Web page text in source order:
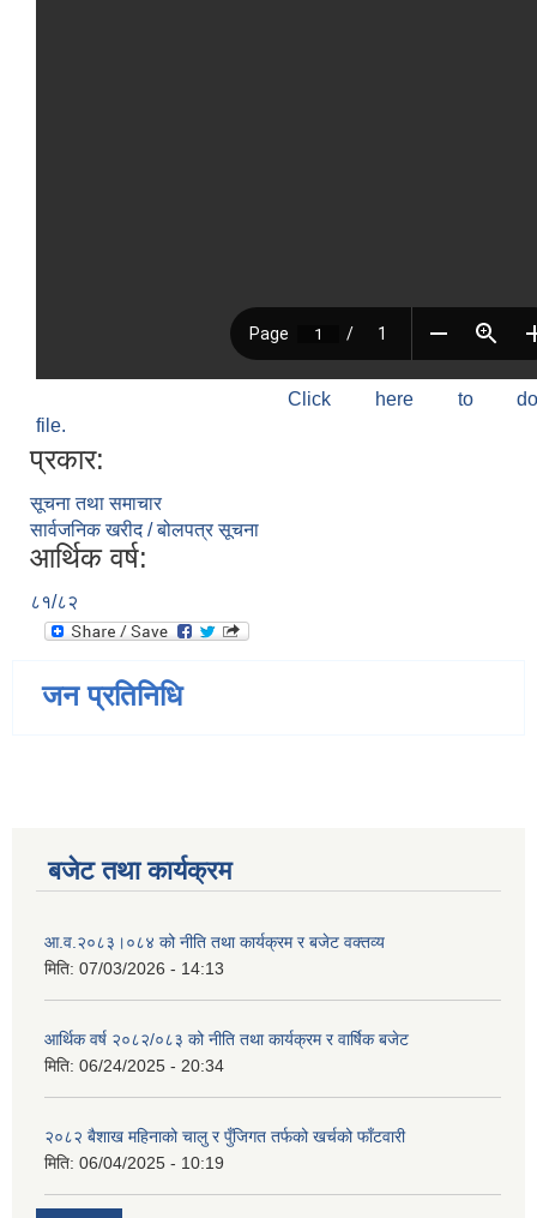
Click here to
file.
प्रकार:
सूचना तथा समाचार
सार्वजनिक खरीद / बोलपत्र सूचना
आर्थिक वर्ष:
८१/८२
जन प्रतिनिधि
बजेट तथा कार्यक्रम
आ.व.२०८३।०८४ को नीति तथा कार्यक्रम र बजेट वक्तव्य
मिति: 07/03/2026 - 14:13
आर्थिक वर्ष २०८२/०८३ को नीति तथा कार्यक्रम र वार्षिक बजेट
मिति: 06/24/2025 - 20:34
२०८२ बैशाख महिनाको चालु र पुँजिगत तर्फको खर्चको फाँटवारी
मिति: 06/04/2025 - 10:19